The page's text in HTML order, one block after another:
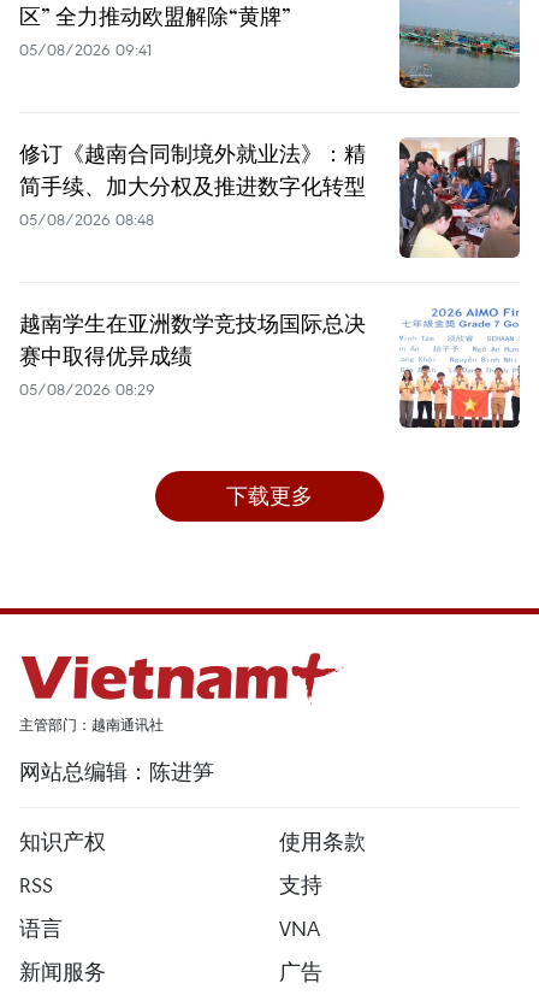
区” 全力推动欧盟解除“黄牌”
05/08/2026 09:41
修订《越南合同制境外就业法》：精
简手续、加大分权及推进数字化转型
05/08/2026 08:48
越南学生在亚洲数学竞技场国际总决
赛中取得优异成绩
05/08/2026 08:29
下载更多
主管部门：越南通讯社
网站总编辑：陈进笋
知识产权
使用条款
RSS
支持
语言
VNA
新闻服务
广告